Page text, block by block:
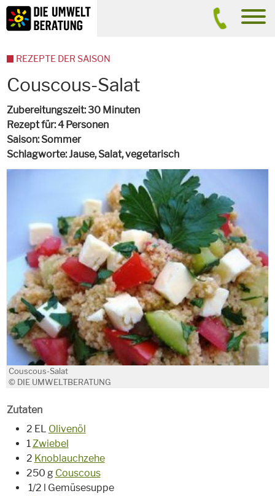
Inhalt
Suche
Couscous-Salat
Zubereitungszeit 30 Minuten
Rezept für 4 Personen
Saison Sommer
Schlagworte Jause, Salat,vegetarisch
Couscous-Salat
© DIE UMWELTBERATUNG
Zutaten
2 EL Olivenöl
1Zwiebel
2 Knoblauchzehe
250 g Couscous
1/2 l Gemüsesuppe
REZEPTE DER SAISON